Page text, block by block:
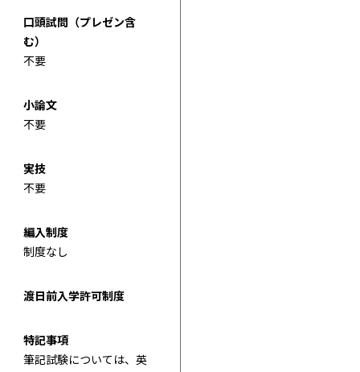
口頭試問（プレゼン含
む）
不要
小論文
不要
実技
不要
編入制度
制度なし
渡日前入学許可制度
特記事項
筆記試験については、英